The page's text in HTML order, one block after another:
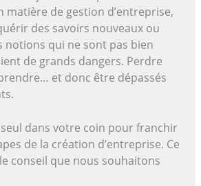
matière de gestion d’entreprise,
des savoirs nouveaux ou
notions qui ne sont pas bien
de grands dangers. Perdre
et donc être dépassés
dans votre coin pour franchir
de la création d’entreprise. Ce
conseil que nous souhaitons